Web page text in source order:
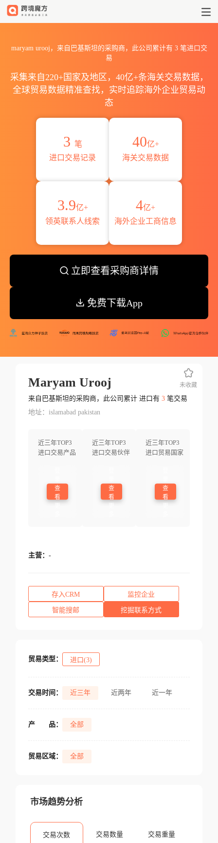
maryam urooj，来自巴基斯坦的采购商，此公司累计有 3笔进口交
易
采集来自220+国家及地区，40亿+条海关交易数据，
全球贸易数据精准查找，实时追踪海外企业贸易动
态
3 笔
进口交易记录
40亿+
海关交易数据
3.9亿+
领英联系人线索
4亿+
海外企业工商信息
立即查看采购商详情
免费下载App
Maryam Urooj
来自巴基斯坦的采购商，此公司累计 进口有 3笔交易
地址：islamabad pakistan
近三年TOP3
进口交易产品
查
看
近三年TOP3
进口交易伙伴
查
看
近三年TOP3
进口贸易国家
查
看
未收藏
主营： -
存入CRM 监控企业
智能搜邮 挖掘联系方式
贸易类型： 进口(3)
交易时间： 近三年 近两年 近一年
产 品： 全部
贸易区域： 全部
市场趋势分析
交易次数 交易数量 交易重量